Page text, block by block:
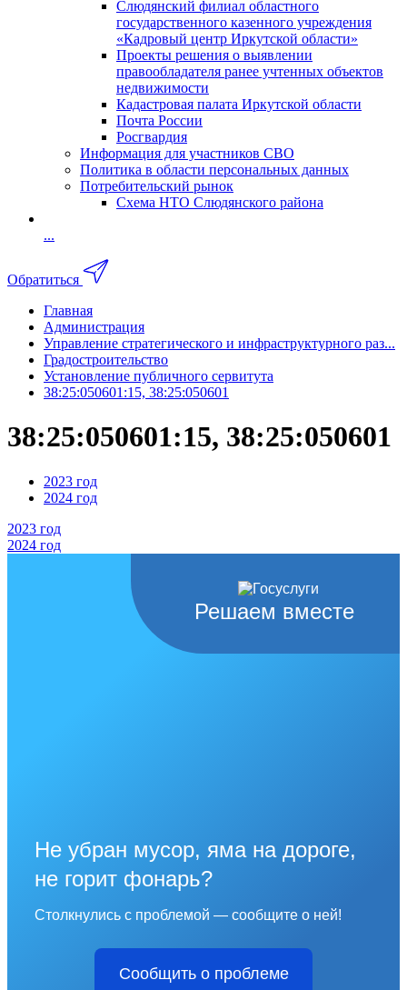
Слюдянский филиал областного
государственного казенного учреждения
«Кадровый центр Иркутской области»
Проекты решения о выявлении
правообладателя ранее учтенных объектов
недвижимости
Кадастровая палата Иркутской области
Почта России
Росгвардия
Информация для участников СВО
Политика в области персональных данных
Потребительский рынок
Схема НТО Слюдянского района
...
Обратиться
Главная
Администрация
Управление стратегического и инфраструктурного раз...
Градостроительство
Установление публичного сервитута
38:25:050601:15, 38:25:050601
38:25:050601:15, 38:25:050601
2023 год
2024 год
2023 год
2024 год
Решаем вместе
Не убран мусор, яма на дороге,
не горит фонарь?
Столкнулись с проблемой — сообщите о ней!
Сообщить о проблеме